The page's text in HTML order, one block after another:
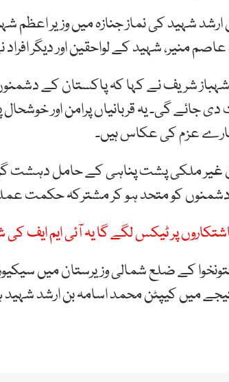
شہید کی نماز جنازہ میں وزیر اعظم
منیر، شہید کے لواحقین اور دیگر
شہباز شریف نے کہا کہ پاکستان کے
گی۔ یہ قربانیاں پرامن اور
عزم کی عکاس ہیں۔
غیر ملکی پشت پناہی کے حامل دہشت
کو متحد ہو کر مشترکہ حکمت
پر ٹیکس لگے گا یہ آئی ایم ایف
کے ضلع شمالی وزیرستان میں
کیپٹن محمد اسامہ بن ارشد شہید ہوئے جبکہ 2